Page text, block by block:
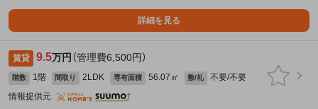
詳細を見る
賃貸 9.5万円 （管理費6,500円）
階数 1階 間取り 2LDK 専有面積 56.07㎡ 敷/礼
不要/不要
情報提供元